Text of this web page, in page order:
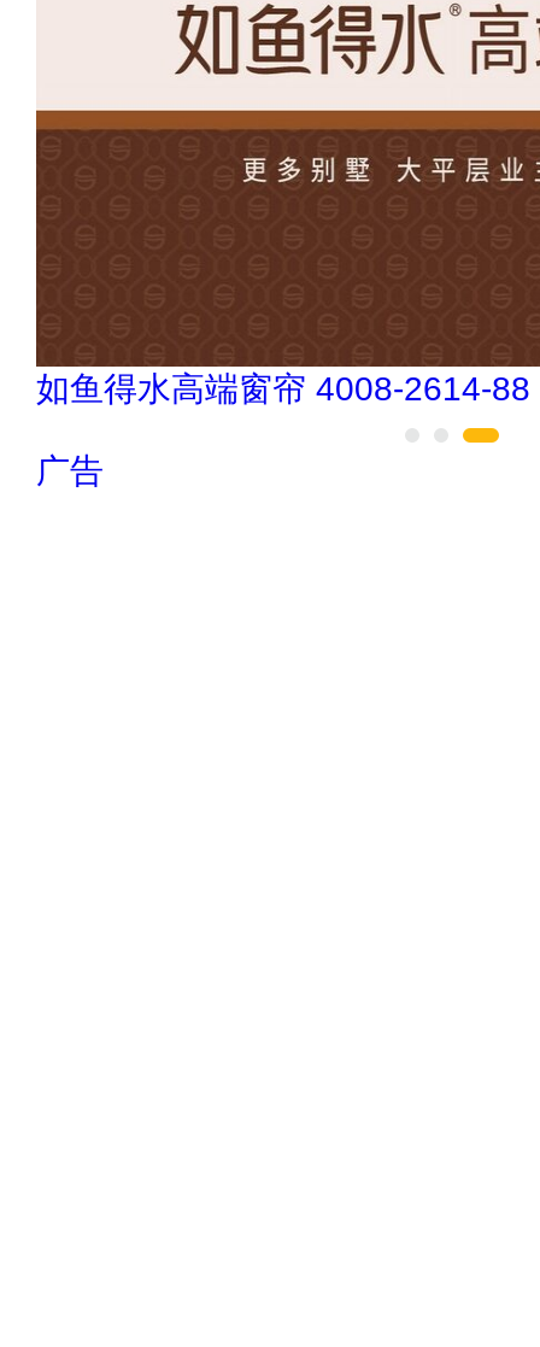
如鱼得水高端窗帘 4008-2614-88
广告